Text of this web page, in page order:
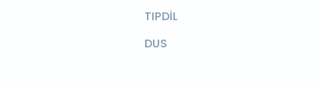
TIPDİL
DUS